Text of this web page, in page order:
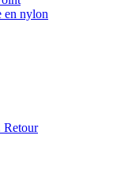
en nylon
Retour